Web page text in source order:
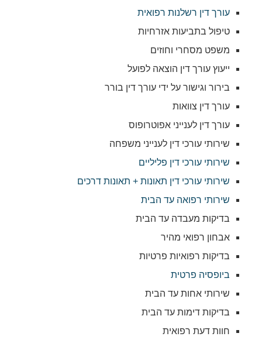
עורך דין רשלנות רפואית
טיפול בתביעות אזרחיות
משפט מסחרי וחוזים
ייעוץ עורך דין הוצאה לפועל
בירור וגישור על ידי עורך דין בורר
עורך דין צוואות
עורך דין לענייני אפוטרופוס
שירותי עורכי דין לענייני משפחה
שירותי עורכי דין פליליים
שירותי עורכי דין תאונות + תאונות דרכים
שירותי רפואה עד הבית
בדיקות מעבדה עד הבית
אבחון רפואי מהיר
בדיקות רפואיות פרטיות
ביופסיה פרטית
שירותי אחות עד הבית
בדיקות דימות עד הבית
חוות דעת רפואית